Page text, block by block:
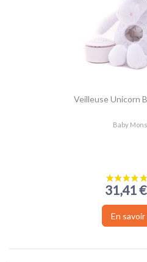
Veilleuse Unicorn
Baby
31,41 €
En savoir